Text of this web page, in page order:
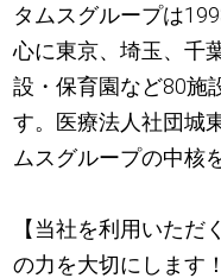
タムスグループは
心に東京、埼玉、千
設・保育園など80施
す。医療法人社団城
ムスグループの中核
【当社を利用いた
の力を大切にします！